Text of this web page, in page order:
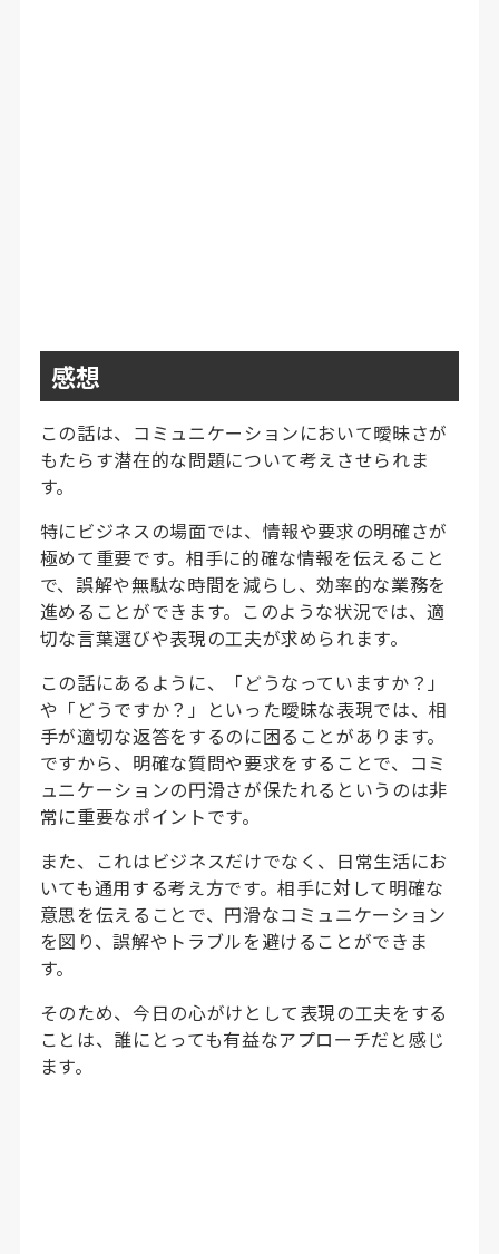
感想
この話は、コミュニケーションにおいて曖昧さが
もたらす潜在的な問題について考えさせられま
す。
特にビジネスの場面では、情報や要求の明確さが
極めて重要です。相手に的確な情報を伝えること
で、誤解や無駄な時間を減らし、効率的な業務を
進めることができます。このような状況では、適
切な言葉選びや表現の工夫が求められます。
この話にあるように、「どうなっていますか？」
や「どうですか？」といった曖昧な表現では、相
手が適切な返答をするのに困ることがあります。
ですから、明確な質問や要求をすることで、コミ
ュニケーションの円滑さが保たれるというのは非
常に重要なポイントです。
また、これはビジネスだけでなく、日常生活にお
いても通用する考え方です。相手に対して明確な
意思を伝えることで、円滑なコミュニケーション
を図り、誤解やトラブルを避けることができま
す。
そのため、今日の心がけとして表現の工夫をする
ことは、誰にとっても有益なアプローチだと感じ
ます。